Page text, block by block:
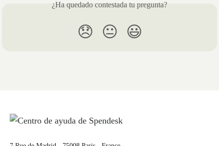
¿Ha quedado contestada tu pregunta?
😞 😐 😃